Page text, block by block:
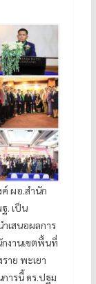
ผอ.สำนัก
. เป็น
เสนอผลการ
งานเขตพื้นที่
าย พะเยา
ารนี้ ดร.ปฐม